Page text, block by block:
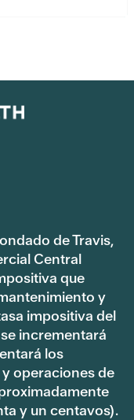
de Travis,
Central
que
y
impositiva del
incrementará
los
operaciones de
y un centavos).